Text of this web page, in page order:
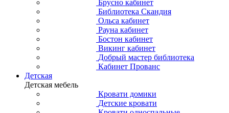
Брусно кабинет
Библиотека Скандия
Ольса кабинет
Рауна кабинет
Бостон кабинет
Викинг кабинет
Добрый мастер библиотека
Кабинет Прованс
Детская
Детская мебель
Кровати домики
Детские кровати